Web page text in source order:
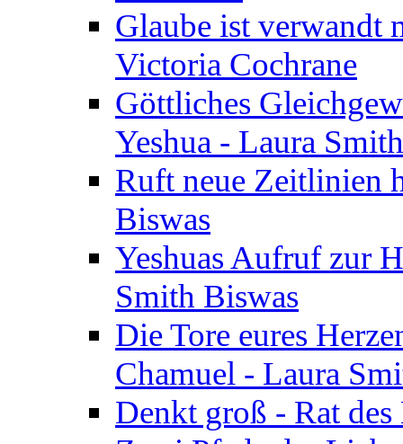
Glaube ist verwandt
Victoria Cochrane
Göttliches
Yeshua - Laura
Ruft neue Zeitlinien
Biswas
Yeshuas Aufruf zur
Smith Biswas
Die Tore eures
Chamuel - Laura
Denkt groß - Rat